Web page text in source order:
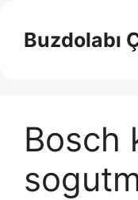
Buzdolabı
Bosch